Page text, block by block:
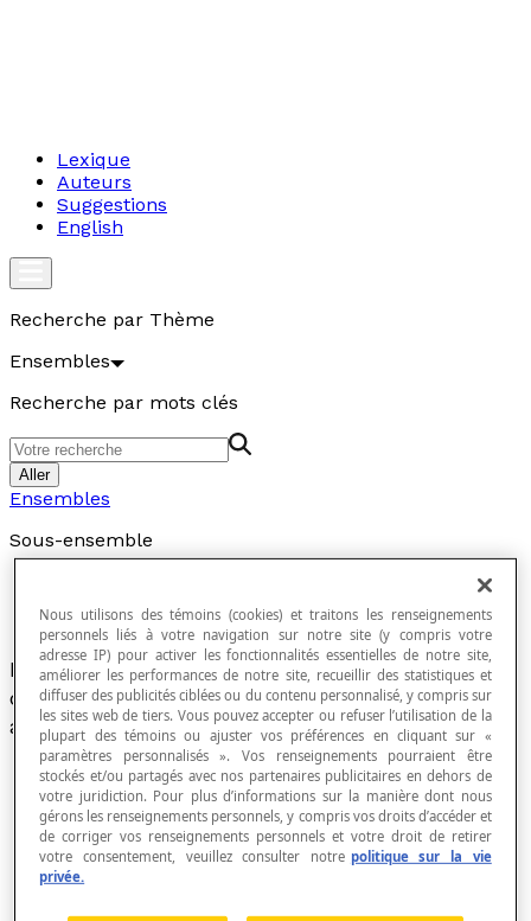
Lexique
Auteurs
Suggestions
English
Recherche par Thème
Ensembles
Recherche par mots clés
Aller
Ensembles
Sous-ensemble
Étant donné un ensemble E; un sous-ensemble
de E est un ensemble dont tous les éléments
appartiennent à l'ensemble E.
Synonyme departie d'un ensemble.
Unsous-ensemble propreou strict d'un ensemble
E est un sous-ensemble de E qui n'est pas égal à E.
Nous utilisons des témoins (cookies) et traitons les renseignements
personnels liés à votre navigation sur notre site (y compris votre
adresse IP) pour activer les fonctionnalités essentielles de notre site,
améliorer les performances de notre site, recueillir des statistiques et
diffuser des publicités ciblées ou du contenu personnalisé, y compris sur
les sites web de tiers. Vous pouvez accepter ou refuser l’utilisation de la
plupart des témoins ou ajuster vos préférences en cliquant sur «
paramètres personnalisés ». Vos renseignements pourraient être
stockés et/ou partagés avec nos partenaires publicitaires en dehors de
votre juridiction. Pour plus d’informations sur la manière dont nous
gérons les renseignements personnels, y compris vos droits d’accéder et
de corriger vos renseignements personnels et votre droit de retirer
votre consentement, veuillez consulter notre politique sur la vie
privée.